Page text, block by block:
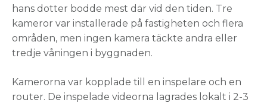
hans dotter bodde mest där vid den tiden. Tre
kameror var installerade på fastigheten och flera
områden, men ingen kamera täckte andra eller
tredje våningen i byggnaden.
Kamerorna var kopplade till en inspelare och en
router. De inspelade videorna lagrades lokalt i 2-3